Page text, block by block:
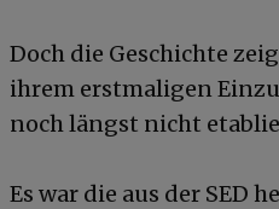
Doch die Geschichte
ihrem erstmaligen
noch längst nicht
Es war die aus der SED